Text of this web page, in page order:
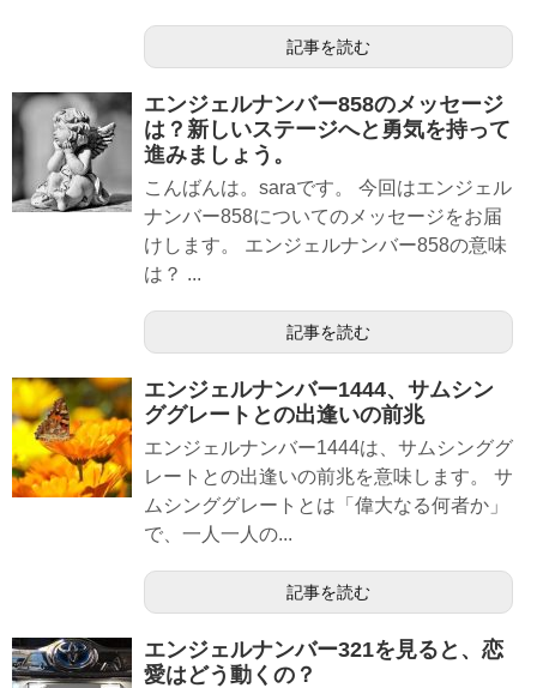
記事を読む
エンジェルナンバー858のメッセージ
は？新しいステージへと勇気を持って
進みましょう。
こんばんは。saraです。 今回はエンジェル
ナンバー858についてのメッセージをお届
けします。 エンジェルナンバー858の意味
は？ ...
記事を読む
エンジェルナンバー1444、サムシン
ググレートとの出逢いの前兆
エンジェルナンバー1444は、サムシンググ
レートとの出逢いの前兆を意味します。 サ
ムシンググレートとは「偉大なる何者か」
で、一人一人の...
記事を読む
エンジェルナンバー321を見ると、恋
愛はどう動くの？